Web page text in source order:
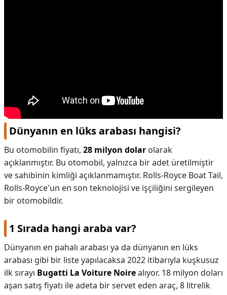
Dünyanın en lüks arabası hangisi?
Bu otomobilin fiyatı, 28 milyon dolar olarak
açıklanmıştır. Bu otomobil, yalnızca bir adet üretilmiştir
ve sahibinin kimliği açıklanmamıştır. Rolls-Royce Boat Tail,
Rolls-Royce'un en son teknolojisi ve işçiliğini sergileyen
bir otomobildir.
1 Sırada hangi araba var?
Dünyanın en pahalı arabası ya da dünyanın en lüks
arabası gibi bir liste yapılacaksa 2022 itibarıyla kuşkusuz
ilk sırayı Bugatti La Voiture Noirealıyor. 18 milyon doları
aşan satış fiyatı ile adeta bir servet eden araç, 8 litrelik